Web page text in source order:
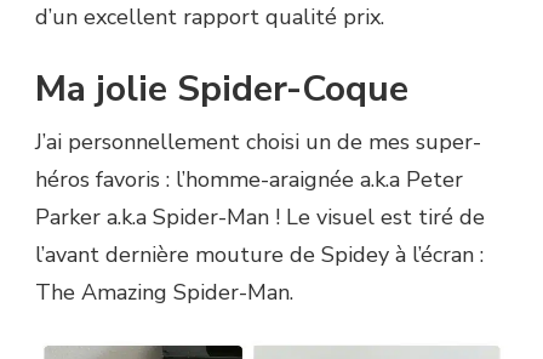
d’un excellent rapport qualité prix.
Ma jolie Spider-Coque
J’ai personnellement choisi un de mes super-
héros favoris : l’homme-araignée a.k.a Peter
Parker a.k.a Spider-Man ! Le visuel est tiré de
l’avant dernière mouture de Spidey à l’écran :
The Amazing Spider-Man.